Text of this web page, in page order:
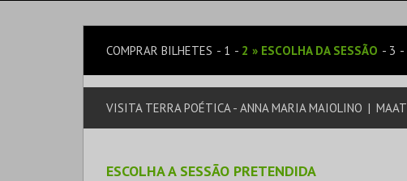
COMPRAR BILHETES 1 2 » ESCOLHA DA SESSÃO 3
VISITA TERRA POÉTICA - ANNA MARIA MAIOLINO | MAAT
ESCOLHA A SESSÃO PRETENDIDA